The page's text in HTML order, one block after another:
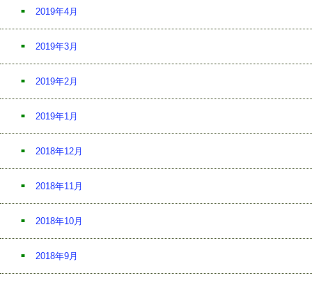
2019年4月
2019年3月
2019年2月
2019年1月
2018年12月
2018年11月
2018年10月
2018年9月